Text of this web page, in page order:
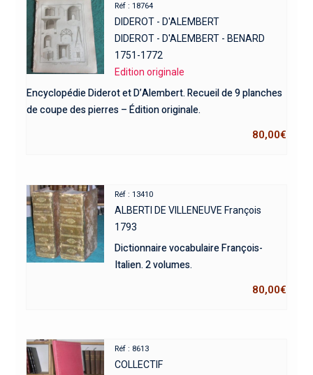
Réf : 18764
DIDEROT - D'ALEMBERT
DIDEROT - D'ALEMBERT - BENARD
1751-1772
Edition originale
Encyclopédie Diderot et D’Alembert. Recueil de 9 planches
de coupe des pierres – Édition originale.
80,00€
Réf : 13410
ALBERTI DE VILLENEUVE François
1793
Dictionnaire vocabulaire François-
Italien. 2 volumes.
80,00€
Réf : 8613
COLLECTIF